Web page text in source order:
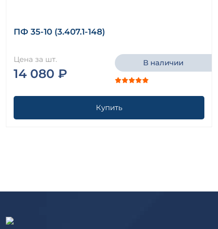
ПФ 35-10 (3.407.1-148)
Цена за шт.
14 080 ₽
В наличии
Купить